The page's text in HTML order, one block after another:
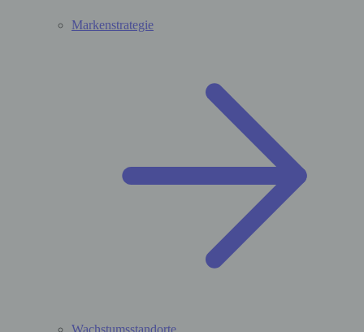
Markenstrategie
Wachstumsstandorte